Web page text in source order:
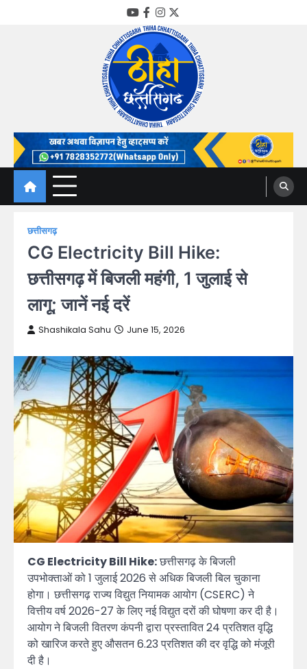
YouTube
Facebook
Instagram
Twitter
Thiha Chhattisgarh
गोठ जन-जन के
छत्तीसगढ़
CG Electricity Bill Hike:
छत्तीसगढ़ में बिजली महंगी, 1 जुलाई से
लागू; जानें नई दरें
Shashikala Sahu June 15, 2026
CG Electricity Bill Hike:छत्तीसगढ़ के बिजली
उपभोक्ताओं को 1 जुलाई 2026 से अधिक बिजली बिल चुकाना
होगा। छत्तीसगढ़ राज्य विद्युत नियामक आयोग (CSERC) ने
वित्तीय वर्ष 2026-27 के लिए नई विद्युत दरों की घोषणा कर दी है।
आयोग ने बिजली वितरण कंपनी द्वारा प्रस्तावित 24 प्रतिशत वृद्धि
को खारिज करते हुए औसतन 6.23 प्रतिशत की दर वृद्धि को मंजूरी
दी है।